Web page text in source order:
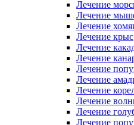
Лечение
Лечение
Лечение
Лечение крыс
Лечение
Лечение
Лечение
Лечение
Лечение
Лечение
Лечение
Лечение